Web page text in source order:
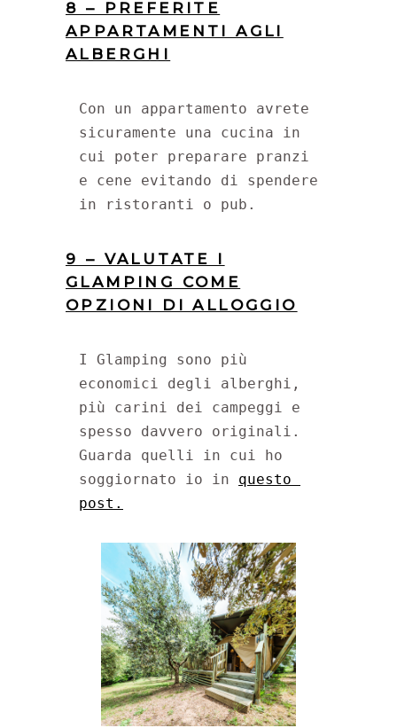
8 – PREFERITE
APPARTAMENTI AGLI
ALBERGHI
Con un appartamento avrete
sicuramente una cucina in
cui poter preparare pranzi
e cene evitando di spendere
in ristoranti o pub.
9 – VALUTATE I
GLAMPING COME
OPZIONI DI ALLOGGIO
I Glamping sono più
economici degli alberghi,
più carini dei campeggi e
spesso davvero originali.
Guarda quelli in cui ho
soggiornato io in questo
post.